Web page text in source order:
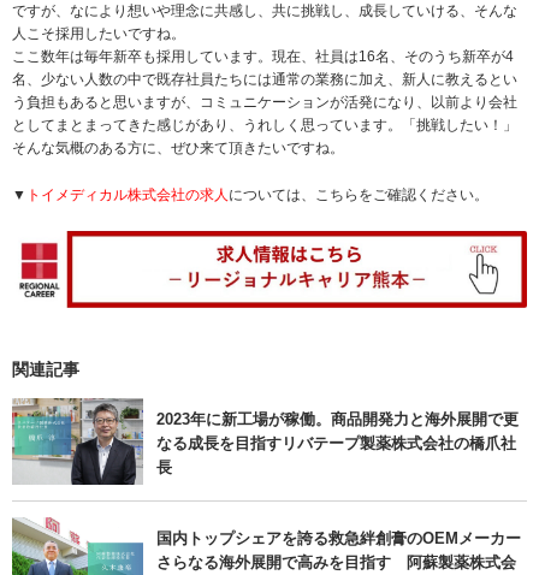
ですが、なにより想いや理念に共感し、共に挑戦し、成長していける、そんな
人こそ採用したいですね。
ここ数年は毎年新卒も採用しています。現在、社員は16名、そのうち新卒が4
名、少ない人数の中で既存社員たちには通常の業務に加え、新人に教えるとい
う負担もあると思いますが、コミュニケーションが活発になり、以前より会社
としてまとまってきた感じがあり、うれしく思っています。「挑戦したい！」
そんな気概のある方に、ぜひ来て頂きたいですね。
▼ トイメディカル株式会社の求人 については、こちらをご確認ください。
関連記事
2023年に新工場が稼働。商品開発力と海外展開で更
なる成長を目指すリバテープ製薬株式会社の橋爪社
長
国内トップシェアを誇る救急絆創膏のOEMメーカー
さらなる海外展開で高みを目指す 阿蘇製薬株式会